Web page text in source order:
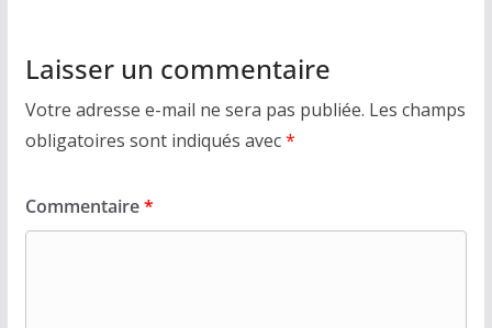
Laisser un commentaire
Votre adresse e-mail ne sera pas publiée. Les champs
obligatoires sont indiqués avec*
Commentaire*